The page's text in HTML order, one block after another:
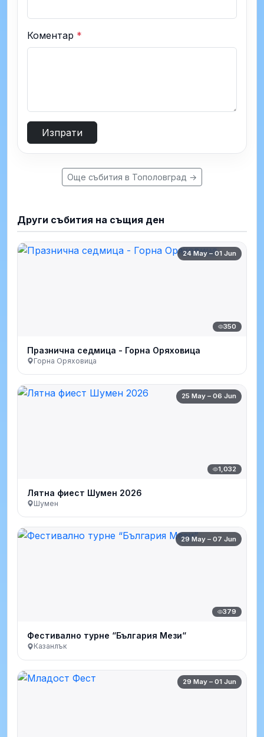
Коментар *
Изпрати
Още събития в Тополовград →
Други събития на същия ден
24 May – 01 Jun
350
Празнична седмица - Горна Оряховица
Горна Оряховица
25 May – 06 Jun
1,032
Лятна фиест Шумен 2026
Шумен
29 May – 07 Jun
379
Фестивално турне “България Мези“
Казанлък
29 May – 01 Jun